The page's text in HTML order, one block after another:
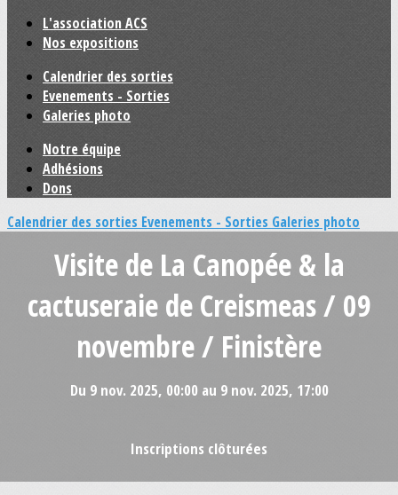
L'association ACS
Nos expositions
Calendrier des sorties
Evenements - Sorties
Galeries photo
Notre équipe
Adhésions
Dons
Calendrier des sorties Evenements - Sorties Galeries photo
Visite de La Canopée & la
cactuseraie de Creismeas / 09
novembre / Finistère
Du 9 nov. 2025, 00:00 au 9 nov. 2025, 17:00
Inscriptions clôturées